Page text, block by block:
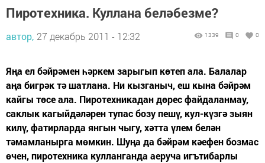
Пиротехника. Куллана беләбезме?
автор, 27 декабрь 2011 - 12:32 1339 0 0
Яңа ел бәйрәмен һәркем зарыгып көтеп ала. Балалар
аңа бигрәк тә шатлана. Ни кызганыч, еш кына бәйрәм
кайгы төсе ала. Пиротехникадан дөрес файдаланмау,
саклык кагыйдәләрен тупас бозу пешү, кул-күзгә зыян
килү, фатирларда янгын чыгу, хәтта үлем белән
тәмамланырга мөмкин. Шуңа да бәйрәм кәефен бозмас
өчен, пиротехника кулланганда аеруча игътибарлы